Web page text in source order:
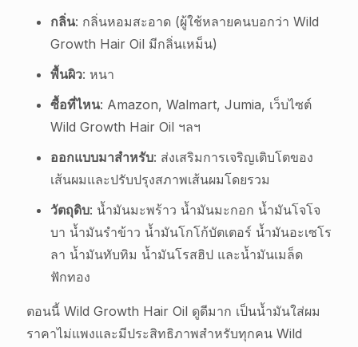
กลิ่น: กลิ่นหอมสะอาด (ผู้ใช้หลายคนบอกว่า Wild
Growth Hair Oil มีกลิ่นเหม็น)
พื้นผิว: หนา
ซื้อที่ไหน: Amazon, Walmart, Jumia, เว็บไซต์
Wild Growth Hair Oil ฯลฯ
ออกแบบมาสำหรับ: ส่งเสริมการเจริญเติบโตของ
เส้นผมและปรับปรุงสภาพเส้นผมโดยรวม
วัตถุดิบ: น้ำมันมะพร้าว น้ำมันมะกอก น้ำมันโจโจ
บา น้ำมันรำข้าว น้ำมันโกโก้บัตเตอร์ น้ำมันอะเซโร
ลา น้ำมันทับทิม น้ำมันโรสฮิป และน้ำมันเมล็ด
ฟักทอง
ตอนนี้ Wild Growth Hair Oil ดูดีมาก เป็นน้ำมันใส่ผม
ราคาไม่แพงและมีประสิทธิภาพสำหรับทุกคน Wild